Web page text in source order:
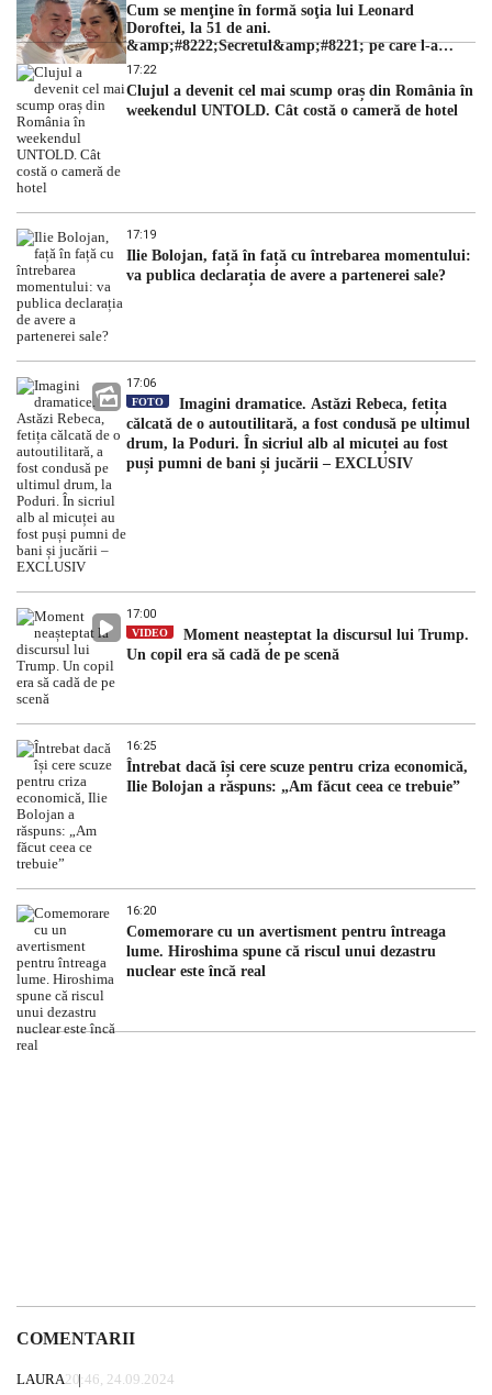
Cum se menţine în formă soţia lui Leonard
Doroftei, la 51 de ani.
&amp;#8222;Secretul&amp;#8221; pe care l-a
dezvăluit
17:22
Clujul a devenit cel mai scump oraș din România în
weekendul UNTOLD. Cât costă o cameră de hotel
17:19
Ilie Bolojan, față în față cu întrebarea momentului:
va publica declarația de avere a partenerei sale?
17:06
FOTO
Imagini dramatice. Astăzi Rebeca, fetița
călcată de o autoutilitară, a fost condusă pe ultimul
drum, la Poduri. În sicriul alb al micuței au fost
puși pumni de bani și jucării – EXCLUSIV
17:00
VIDEO
Moment neașteptat la discursul lui Trump.
Un copil era să cadă de pe scenă
16:25
Întrebat dacă își cere scuze pentru criza economică,
Ilie Bolojan a răspuns: „Am făcut ceea ce trebuie”
16:20
Comemorare cu un avertisment pentru întreaga
lume. Hiroshima spune că riscul unui dezastru
nuclear este încă real
COMENTARII
LAURA20:46, 24.09.2024